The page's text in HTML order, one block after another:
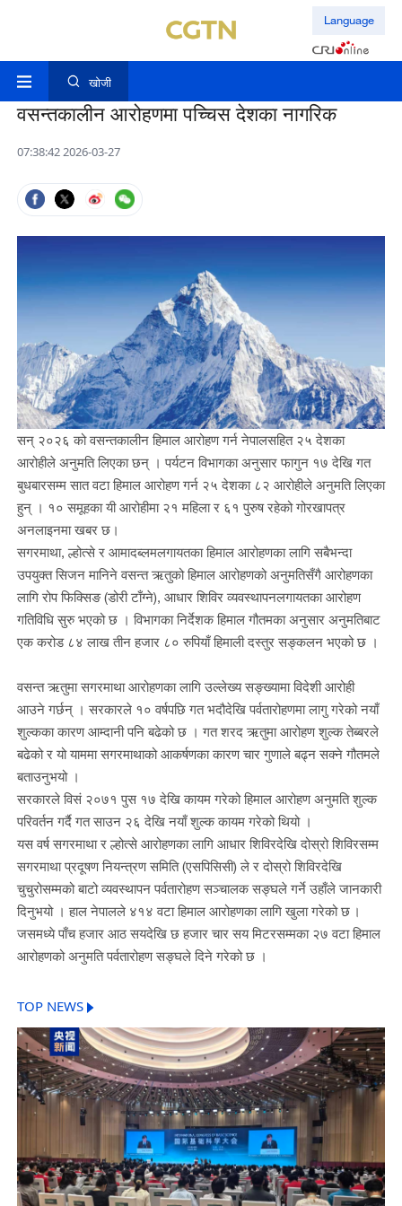
Language
खोजी
वसन्तकालीन आरोहणमा पच्चिस देशका नागरिक
07:38:42 2026-03-27
सन् २०२६ को वसन्तकालीन हिमाल आरोहण गर्न नेपालसहित २५ देशका
आरोहीले अनुमति लिएका छन् । पर्यटन विभागका अनुसार फागुन १७ देखि गत
बुधबारसम्म सात वटा हिमाल आरोहण गर्न २५ देशका ८२ आरोहीले अनुमति लिएका
हुन् । १० समूहका यी आरोहीमा २१ महिला र ६१ पुरुष रहेको गोरखापत्र
अनलाइनमा खबर छ।
सगरमाथा, ल्होत्से र आमादब्लमलगायतका हिमाल आरोहणका लागि सबैभन्दा
उपयुक्त सिजन मानिने वसन्त ऋतुको हिमाल आरोहणको अनुमतिसँगै आरोहणका
लागि रोप फिक्सिङ (डोरी टाँग्ने), आधार शिविर व्यवस्थापनलगायतका आरोहण
गतिविधि सुरु भएको छ । विभागका निर्देशक हिमाल गौतमका अनुसार अनुमतिबाट
एक करोड ८४ लाख तीन हजार ८० रुपियाँ हिमाली दस्तुर सङ्कलन भएको छ ।
वसन्त ऋतुमा सगरमाथा आरोहणका लागि उल्लेख्य सङ्ख्यामा विदेशी आरोही
आउने गर्छन् । सरकारले १० वर्षपछि गत भदौदेखि पर्वतारोहणमा लागु गरेको नयाँ
शुल्कका कारण आम्दानी पनि बढेको छ । गत शरद ऋतुमा आरोहण शुल्क तेब्बरले
बढेको र यो याममा सगरमाथाको आकर्षणका कारण चार गुणाले बढ्न सक्ने गौतमले
बताउनुभयो ।
सरकारले विसं २०७१ पुस १७ देखि कायम गरेको हिमाल आरोहण अनुमति शुल्क
परिवर्तन गर्दै गत साउन २६ देखि नयाँ शुल्क कायम गरेको थियो ।
यस वर्ष सगरमाथा र ल्होत्से आरोहणका लागि आधार शिविरदेखि दोस्रो शिविरसम्म
सगरमाथा प्रदूषण नियन्त्रण समिति (एसपिसिसी) ले र दोस्रो शिविरदेखि
चुचुरोसम्मको बाटो व्यवस्थापन पर्वतारोहण सञ्चालक सङ्घले गर्ने उहाँले जानकारी
दिनुभयो । हाल नेपालले ४१४ वटा हिमाल आरोहणका लागि खुला गरेको छ ।
जसमध्ये पाँच हजार आठ सयदेखि छ हजार चार सय मिटरसम्मका २७ वटा हिमाल
आरोहणको अनुमति पर्वतारोहण सङ्घले दिने गरेको छ ।
TOP NEWS